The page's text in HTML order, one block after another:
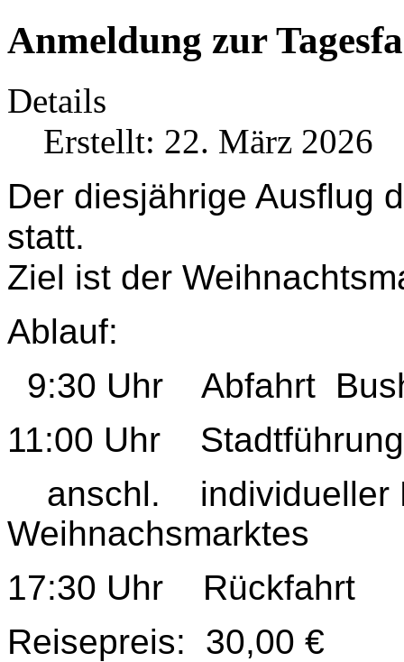
Anmeldung zur
Details
Erstellt: 22. März 2026
Der diesjährige Ausflug
statt.
Ziel ist der
Ablauf:
9:30 Uhr Abfahrt
11:00 Uhr
anschl. individueller
Weihnachsmarktes
17:30 Uhr Rückfahrt
Reisepreis: 30,00 €